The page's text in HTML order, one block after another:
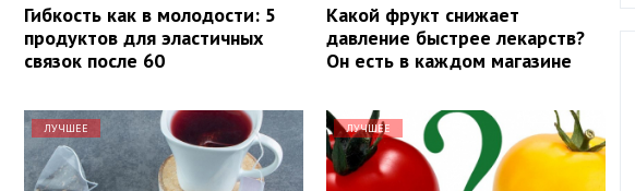
Гибкость как в молодости: 5
продуктов для эластичных
связок после 60
Какой фрукт снижает
давление быстрее лекарств?
Он есть в каждом магазине
ЛУЧШЕЕ ЛУЧШЕЕ